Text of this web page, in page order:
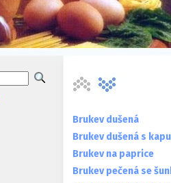
Brukev dušená
Brukev dušená s
Brukev na paprice
Brukev pečená se